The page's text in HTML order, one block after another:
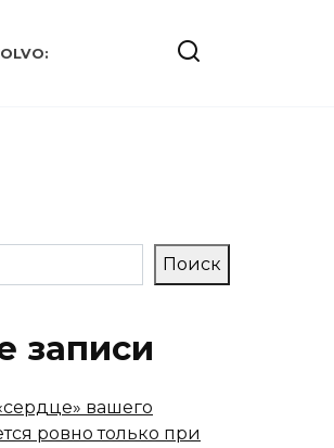
Поиск
записи
вашего
ровно только при